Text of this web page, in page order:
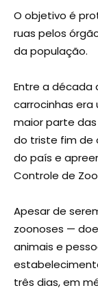
O objetivo é
ruas pelos
da população.
Entre a década
carrocinhas
maior parte
do triste fim de
do país e
Controle de
Apesar de
zoonoses —
animais e
três dias, em